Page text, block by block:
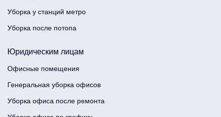
Уборка у станций метро
Уборка после потопа
Юридическим лицам
Офисные помещения
Генеральная уборка офисов
Уборка офиса после ремонта